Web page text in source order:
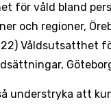
för våld bland
och regioner,
Våldsutsatthet
understryka att